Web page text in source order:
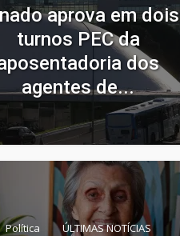
aprova em dois
turnos PEC da
dos
agentes de...
Política ÚLTIMAS NOTÍCIAS